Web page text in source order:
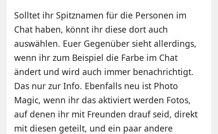
Solltet ihr Spitznamen für die Personen im
Chat haben, könnt ihr diese dort auch
auswählen. Euer Gegenüber sieht allerdings,
wenn ihr zum Beispiel die Farbe im Chat
ändert und wird auch immer benachrichtigt.
Das nur zur Info. Ebenfalls neu ist Photo
Magic, wenn ihr das aktiviert werden Fotos,
auf denen ihr mit Freunden drauf seid, direkt
mit diesen geteilt, und ein paar andere